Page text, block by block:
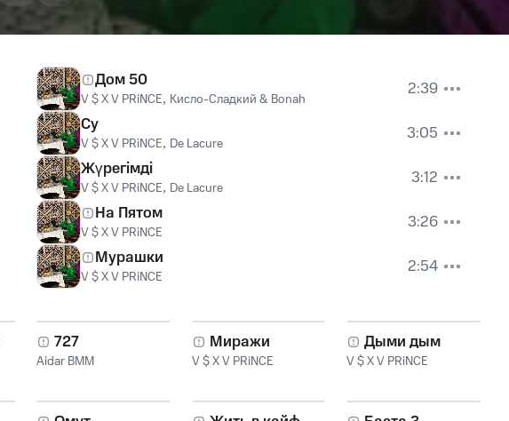
Дом 50
V $ X V PRiNCE, Кисло-Сладкий & Bonah
2:39
Су
V $ X V PRiNCE, De Lacure
3:05
Жүрегімді
V $ X V PRiNCE, De Lacure
3:12
На Пятом
V $ X V PRiNCE
3:26
Мурашки
V $ X V PRiNCE 2:54
727
Aidar BMM
Миражи
V $ X V PRiNCE
Дыми дым
V $ X V PRiNCE